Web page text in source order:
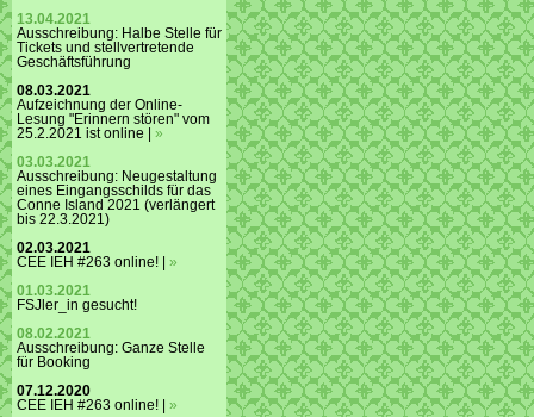
13.04.2021
Ausschreibung: Halbe Stelle für
Tickets und stellvertretende
Geschäftsführung
08.03.2021
Aufzeichnung der Online-
Lesung "Erinnern stören" vom
25.2.2021 ist online | »
03.03.2021
Ausschreibung: Neugestaltung
eines Eingangsschilds für das
Conne Island 2021 (verlängert
bis 22.3.2021)
02.03.2021
CEE IEH #263 online! | »
01.03.2021
FSJler_in gesucht!
08.02.2021
Ausschreibung: Ganze Stelle
für Booking
07.12.2020
CEE IEH #263 online! | »